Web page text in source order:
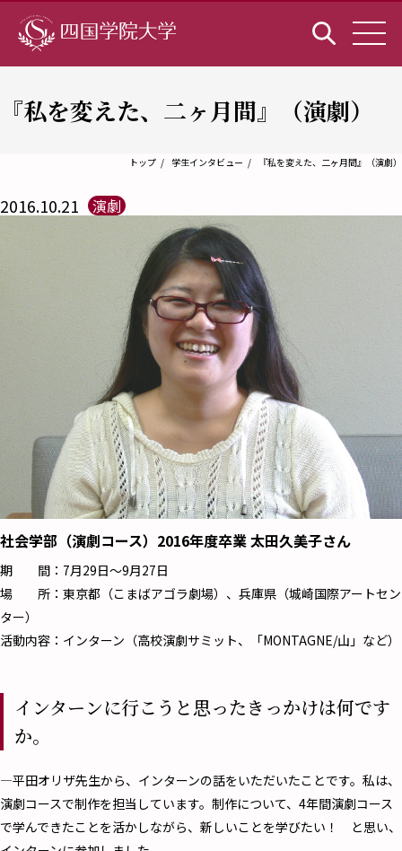
『私を変えた、二ヶ月間』（演劇）
トップ 学生インタビュー 『私を変えた、二ヶ月間』（演劇）
2016.10.21 演劇
社会学部（演劇コース）2016年度卒業 太田久美子さん
期 間：7月29日～9月27日
場 所：東京都（こまばアゴラ劇場）、兵庫県（城崎国際アートセン
ター）
活動内容：インターン（高校演劇サミット、「MONTAGNE/山」など）
インターンに行こうと思ったきっかけは何です
か。
―平田オリザ先生から、インターンの話をいただいたことです。私は、
演劇コースで制作を担当しています。制作について、4年間演劇コース
で学んできたことを活かしながら、新しいことを学びたい！ と思い、